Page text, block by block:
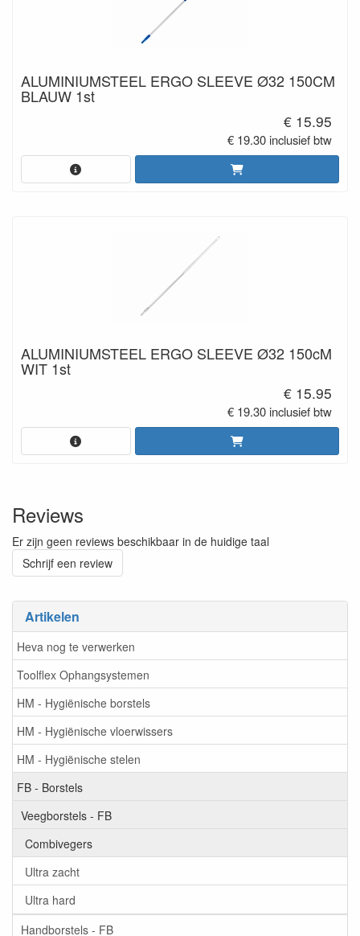
Artikelen
Heva nog te verwerken
Toolflex Ophangsystemen
HM - Hygiënische borstels
HM - Hygiënische vloerwissers
HM - Hygiënische stelen
FB - Borstels
Veegborstels - FB
Combivegers
Ultra zacht
Ultra hard
Handborstels - FB
ALUMINIUMSTEEL ERGO SLEEVE Ø32 150CM
BLAUW 1st
€ 15.95
€ 19.30 inclusief btw
ALUMINIUMSTEEL ERGO SLEEVE Ø32 150cM
WIT 1st
€ 15.95
€ 19.30 inclusief btw
Reviews
Er zijn geen reviews beschikbaar in de huidige taal
Schrijf een review